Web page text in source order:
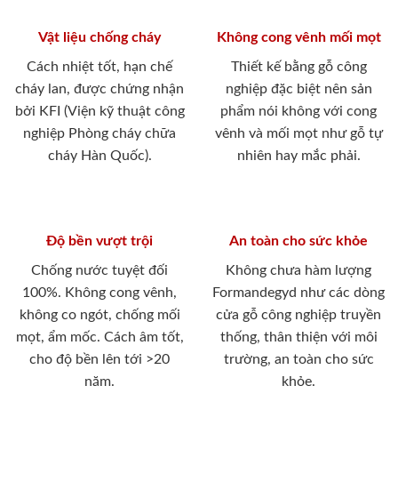
Vật liệu chống cháy
Cách nhiệt tốt, hạn chế
cháy lan, được chứng nhận
bởi KFI (Viện kỹ thuật công
nghiệp Phòng cháy chữa
cháy Hàn Quốc).
Không cong vênh mối mọt
Thiết kế bằng gỗ công
nghiệp đặc biệt nên sản
phẩm nói không với cong
vênh và mối mọt như gỗ tự
nhiên hay mắc phải.
Độ bền vượt trội
Chống nước tuyệt đối
100%. Không cong vênh,
không co ngót, chống mối
mọt, ẩm mốc. Cách âm tốt,
cho độ bền lên tới >20
năm.
An toàn cho sức khỏe
Không chưa hàm lượng
Formandegyd như các dòng
cửa gỗ công nghiệp truyền
thống, thân thiện với môi
trường, an toàn cho sức
khỏe.